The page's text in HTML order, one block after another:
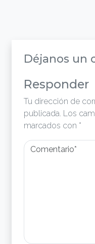
Déjanos un
Responder
Tu dirección de
publicada. Los
marcados con *